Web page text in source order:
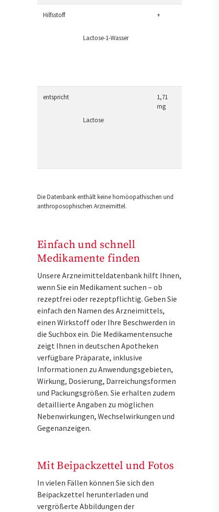
Hilfsstoff
Lactose-1-Wasser
+
entspricht
Lactose
1,71
mg
Die Datenbank enthält keine homöopathischen und
anthroposophischen Arzneimittel.
Einfach und schnell
Medikamente finden
Unsere Arzneimitteldatenbank hilft Ihnen,
wenn Sie ein Medikament suchen – ob
rezeptfrei oder rezeptpflichtig. Geben Sie
einfach den Namen des Arzneimittels,
einen Wirkstoff oder Ihre Beschwerden in
die Suchbox ein. Die Medikamentensuche
zeigt Ihnen in deutschen Apotheken
verfügbare Präparate, inklusive
Informationen zu Anwendungsgebieten,
Wirkung, Dosierung, Darreichungsformen
und Packungsgrößen. Sie erhalten zudem
detaillierte Angaben zu möglichen
Nebenwirkungen, Wechselwirkungen und
Gegenanzeigen.
Mit Beipackzettel und Fotos
In vielen Fällen können Sie sich den
Beipackzettel herunterladen und
vergrößerte Abbildungen der